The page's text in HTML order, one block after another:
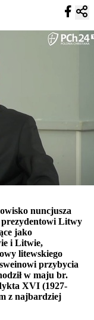
nuncjusza
prezydentowi Litwy
jako
i Litwie,
litewskiego
przybycia
w maju br.
XVI (1927-
z najbardziej